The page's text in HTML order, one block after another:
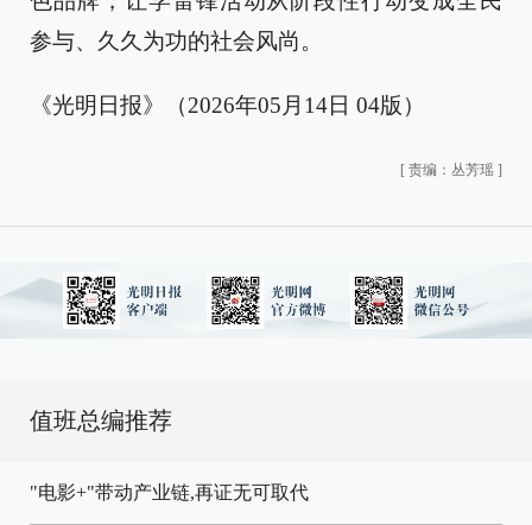
参与、久久为功的社会风尚。
《光明日报》（2026年05月14日 04版）
[ 责编：丛芳瑶 ]
值班总编推荐
"电影+"带动产业链,再证无可取代